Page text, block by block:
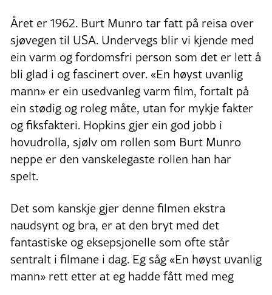
Året er 1962. Burt Munro tar fatt på reisa over
sjøvegen til USA. Undervegs blir vi kjende med
ein varm og fordomsfri person som det er lett å
bli glad i og fascinert over. «En høyst uvanlig
mann» er ein usedvanleg varm film, fortalt på
ein stødig og roleg måte, utan for mykje fakter
og fiksfakteri. Hopkins gjer ein god jobb i
hovudrolla, sjølv om rollen som Burt Munro
neppe er den vanskelegaste rollen han har
spelt.
Det som kanskje gjer denne filmen ekstra
naudsynt og bra, er at den bryt med det
fantastiske og eksepsjonelle som ofte står
sentralt i filmane i dag. Eg såg «En høyst uvanlig
mann» rett etter at eg hadde fått med meg